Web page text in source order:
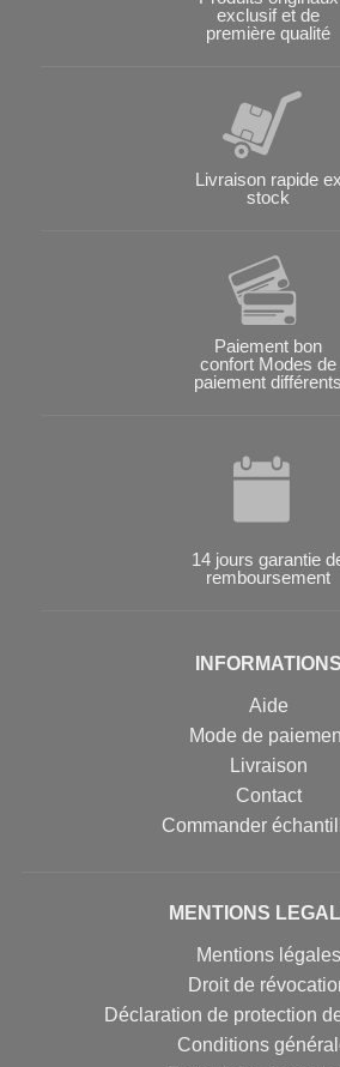
exclusif et de
première qualité
Livraison rapide ex
stock
Paiement bon
confort Modes de
paiement différents
14 jours garantie
remboursement
INFORMATIONS
Aide
Mode de
Livraison
Contact
Commander
MENTIONS
Mentions légales
Droit de
Déclaration de protection
Conditions